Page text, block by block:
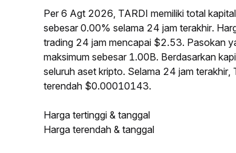
Per 6 Agt 2026, TARDI memiliki total
sebesar 0.00% selama 24 jam terakhir.
trading 24 jam mencapai $2.53. Pasokan
maksimum sebesar 1.00B. Berdasarkan
seluruh aset kripto. Selama 24 jam
terendah $0.00010143.
Harga tertinggi & tanggal
Harga terendah & tanggal